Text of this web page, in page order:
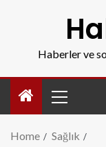
Haberler ve
Home
Sağlık